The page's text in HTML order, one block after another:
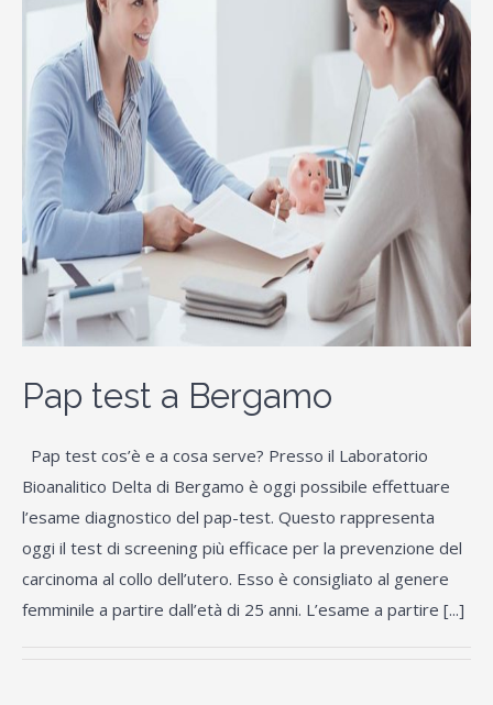
Pap test a Bergamo
Pap test cos’è e a cosa serve? Presso il Laboratorio
Bioanalitico Delta di Bergamo è oggi possibile effettuare
l’esame diagnostico del pap-test. Questo rappresenta
oggi il test di screening più efficace per la prevenzione del
carcinoma al collo dell’utero. Esso è consigliato al genere
femminile a partire dall’età di 25 anni. L’esame a partire [...]